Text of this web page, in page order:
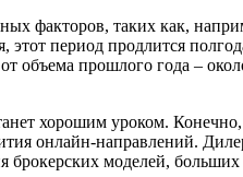
факторов, таких как,
период продлится
объема прошлого года –
хорошим уроком.
онлайн-направлений.
брокерских моделей,